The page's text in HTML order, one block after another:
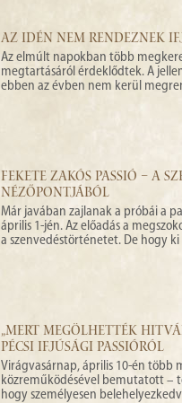
AZ IDÉN NEM RENDEZNEK
Az elmúlt napokban több
megtartásáról érdeklődtek. A
ebben az évben nem kerül
FEKETE ZAKÓS PASSIÓ – A
NÉZŐPONTJÁBÓL
Már javában zajlanak a próbái a
április 1-jén. Az előadás a
a szenvedéstörténetet. De hogy ki
„MERT MEGÖLHETTÉK
PÉCSI IFJÚSÁGI PASSIÓRÓL
Virágvasárnap, április 10-én több
közreműködésével bemutatott –
hogy személyesen